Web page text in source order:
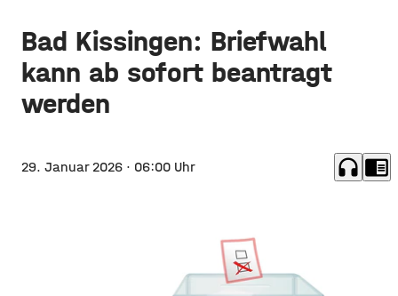
Bad Kissingen: Briefwahl
kann ab sofort beantragt
werden
29. Januar 2026 · 06:00 Uhr headphones chrome_reader_mode